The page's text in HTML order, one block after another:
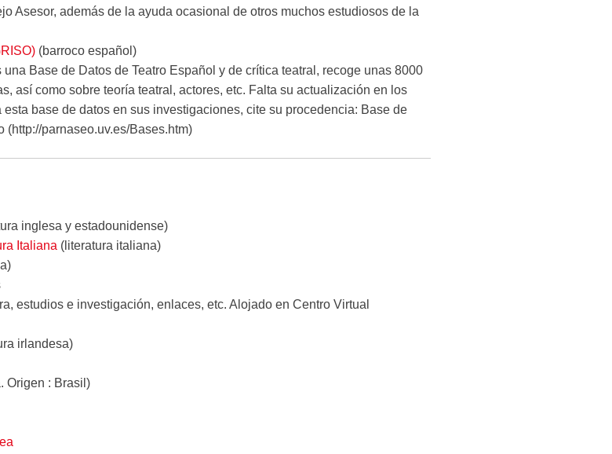
Asesor, además de la ayuda ocasional de otros muchos estudiosos de la
(barroco español)
Base de Datos de Teatro Español y de crítica teatral, recoge unas 8000
así como sobre teoría teatral, actores, etc. Falta su actualización en los
base de datos en sus investigaciones, cite su procedencia: Base de
parnaseo.uv.es/Bases.htm)
inglesa y estadounidense)
Italiana (literatura italiana)
estudios e investigación, enlaces, etc. Alojado en Centro Virtual
irlandesa)
Origen : Brasil)